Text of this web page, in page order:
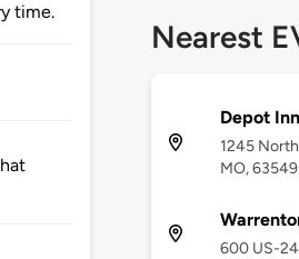
time.
Nearest
Depot
1245
MO, 63549
600 US-